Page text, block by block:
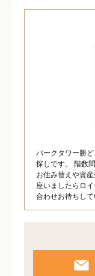
パークタワー勝
探しです。 階数
お住み替えや資
座いましたらロ
合わせお待ちして